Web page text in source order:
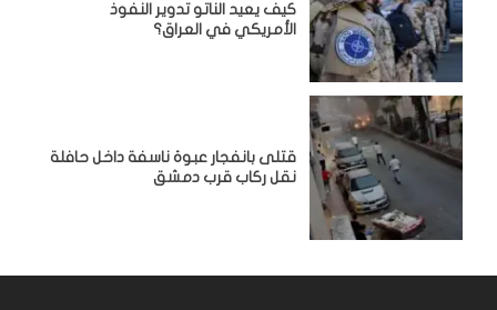
كيف يعيد الناتو تدوير النفوذ
الأمريكي في العراق؟
قتلى بانفجار عبوة ناسفة داخل حافلة
نقل ركاب قرب دمشق